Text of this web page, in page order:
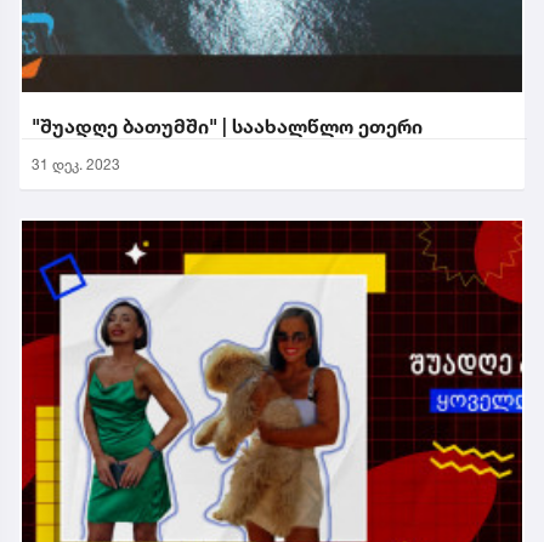
"შუადღე ბათუმში" | საახალწლო ეთერი
31 დეკ. 2023